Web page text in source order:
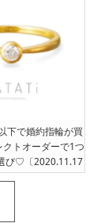
下で婚約指輪が買
クトオーダーで1つ
び♡〔2020.11.17
新〕